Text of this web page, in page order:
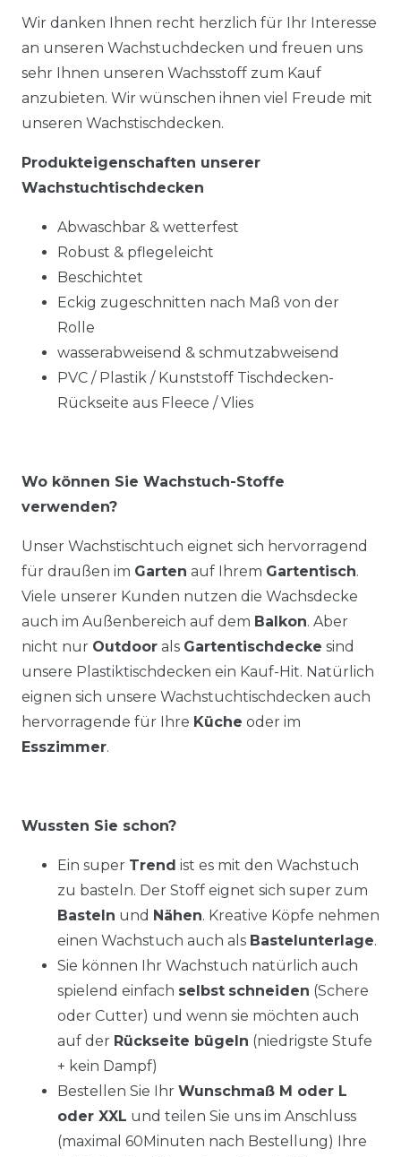
Wir danken Ihnen recht herzlich für Ihr Interesse
an unseren Wachstuchdecken und freuen uns
sehr Ihnen unseren Wachsstoff zum Kauf
anzubieten. Wir wünschen ihnen viel Freude mit
unseren Wachstischdecken.
Produkteigenschaften unserer
Wachstuchtischdecken
Abwaschbar & wetterfest
Robust & pflegeleicht
Beschichtet
Eckig zugeschnitten nach Maß von der
Rolle
wasserabweisend & schmutzabweisend
PVC / Plastik / Kunststoff Tischdecken-
Rückseite aus Fleece / Vlies
Wo können Sie Wachstuch-Stoffe
verwenden?
Unser Wachstischtuch eignet sich hervorragend
für draußen im Garten auf Ihrem Gartentisch.
Viele unserer Kunden nutzen die Wachsdecke
auch im Außenbereich auf dem Balkon. Aber
nicht nur Outdoor als Gartentischdecke sind
unsere Plastiktischdecken ein Kauf-Hit. Natürlich
eignen sich unsere Wachstuchtischdecken auch
hervorragende für Ihre Küche oder im
Esszimmer.
Wussten Sie schon?
Ein super Trend ist es mit den Wachstuch
zu basteln. Der Stoff eignet sich super zum
Basteln und Nähen. Kreative Köpfe nehmen
einen Wachstuch auch als Bastelunterlage.
Sie können Ihr Wachstuch natürlich auch
spielend einfach selbst schneiden (Schere
oder Cutter) und wenn sie möchten auch
auf der Rückseite bügeln (niedrigste Stufe
+ kein Dampf)
Bestellen Sie Ihr Wunschmaß M oder L
oder XXL und teilen Sie uns im Anschluss
(maximal 60Minuten nach Bestellung) Ihre